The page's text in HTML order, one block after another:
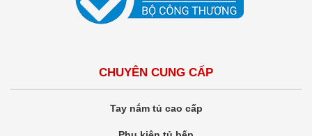
CHUYÊN CUNG CẤP
Tay nắm tủ cao cấp